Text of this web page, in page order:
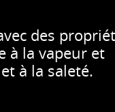
des
à la vapeur et
à la saleté.